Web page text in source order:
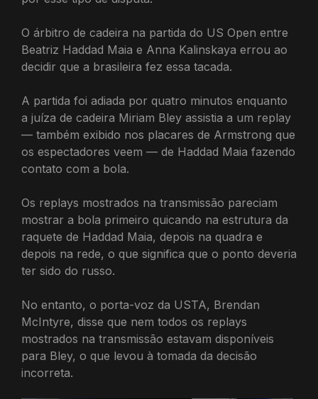
O árbitro de cadeira na partida do US Open entre
Beatriz Haddad Maia e Anna Kalinskaya errou ao
decidir que a brasileira fez essa tacada.
A partida foi adiada por quatro minutos enquanto
a juíza de cadeira Miriam Bley assistia a um replay
— também exibido nos placares de Armstrong que
os espectadores veem — de Haddad Maia fazendo
contato com a bola.
Os replays mostrados na transmissão pareciam
mostrar a bola primeiro quicando na estrutura da
raquete de Haddad Maia, depois na quadra e
depois na rede, o que significa que o ponto deveria
ter sido do russo.
No entanto, o porta-voz da USTA, Brendan
McIntyre, disse que nem todos os replays
mostrados na transmissão estavam disponíveis
para Bley, o que levou à tomada da decisão
incorreta.